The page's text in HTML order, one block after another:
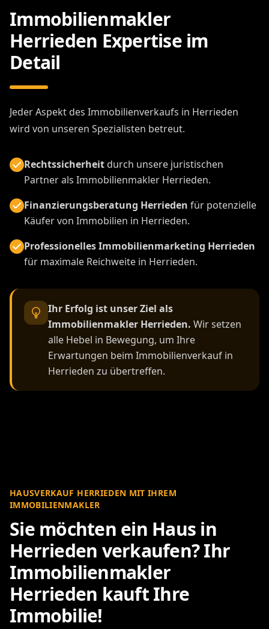
Immobilienmakler
Herrieden Expertise im
Detail
Jeder Aspekt des Immobilienverkaufs in Herrieden
wird von unseren Spezialisten betreut.
Rechtssicherheitdurch unsere juristischen
Partner als Immobilienmakler Herrieden.
Finanzierungsberatung Herrieden für potenzielle
Käufer von Immobilien in Herrieden.
Professionelles Immobilienmarketing Herrieden
für maximale Reichweite in Herrieden.
Ihr Erfolg ist unser Ziel als
Immobilienmakler Herrieden. Wir setzen
alle Hebel in Bewegung, um Ihre
Erwartungen beim Immobilienverkauf in
Herrieden zu übertreffen.
HAUSVERKAUF HERRIEDEN MIT IHREM
IMMOBILIENMAKLER
Sie möchten ein Haus in
Herrieden verkaufen? Ihr
Immobilienmakler
Herrieden kauft Ihre
Immobilie!